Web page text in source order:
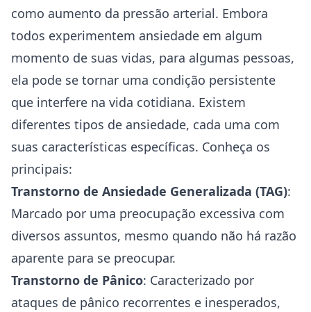
como aumento da pressão arterial. Embora
todos experimentem ansiedade em algum
momento de suas vidas, para algumas pessoas,
ela pode se tornar uma condição persistente
que interfere na vida cotidiana. Existem
diferentes tipos de ansiedade, cada uma com
suas características específicas. Conheça os
principais:
Transtorno de Ansiedade Generalizada (TAG):
Marcado por uma preocupação excessiva com
diversos assuntos, mesmo quando não há razão
aparente para se preocupar.
Transtorno de Pânico: Caracterizado por
ataques de pânico recorrentes e inesperados,